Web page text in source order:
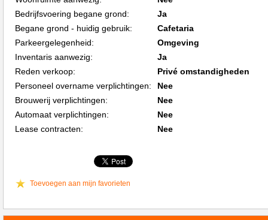
Bedrijfsvoering begane grond:
Ja
Begane grond - huidig gebruik:
Cafetaria
Parkeergelegenheid:
Omgeving
Inventaris aanwezig:
Ja
Reden verkoop:
Privé omstandigheden
Personeel overname verplichtingen:
Nee
Brouwerij verplichtingen:
Nee
Automaat verplichtingen:
Nee
Lease contracten:
Nee
Toevoegen aan mijn favorieten